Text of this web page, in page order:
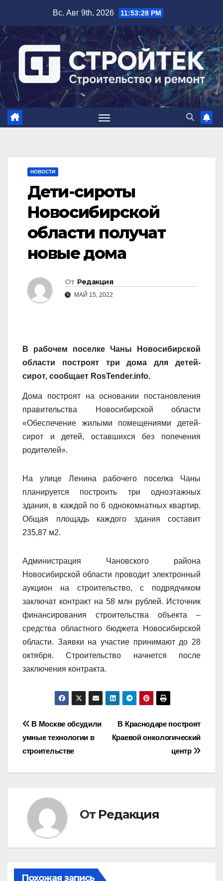
содержимому
Вс. Авг 9th, 2026 11:53:29 PM
НОВОСТИ
Дети-сироты
Новосибирской
области получат
новые дома
От Редакция
МАЙ 15, 2022
В рабочем поселке Чаны Новосибирской
области построят три дома для детей-
сирот, сообщает RosTender.info.
Дома построят на основании постановления
правительства Новосибирской области
«Обеспечение жилыми помещениями детей-
сирот и детей, оставшихся без попечения
родителей».
На улице Ленина рабочего поселка Чаны
планируется построить три одноэтажных
здания, в каждой по 6 однокомнатных квартир.
Общая площадь каждого здания составит
235,87 м2.
Администрация Чановского района
Новосибирской области проводит электронный
аукцион на строительство, с подрядчиком
заключат контракт на 58 млн рублей. Источник
финансирования строительства объекта –
средства областного бюджета Новосибирской
области. Заявки на участие принимают до 28
октября. Строительство начнется после
заключения контракта.
Навигация
по
записям
В Краснодаре построят
Краевой онкологический
центр
В Москве обсудили
умные технологии в
строительстве
От Редакция
Похожая запись